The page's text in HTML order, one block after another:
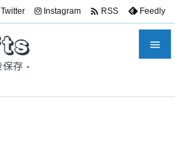

Twitter Instagram  RSS Feedly